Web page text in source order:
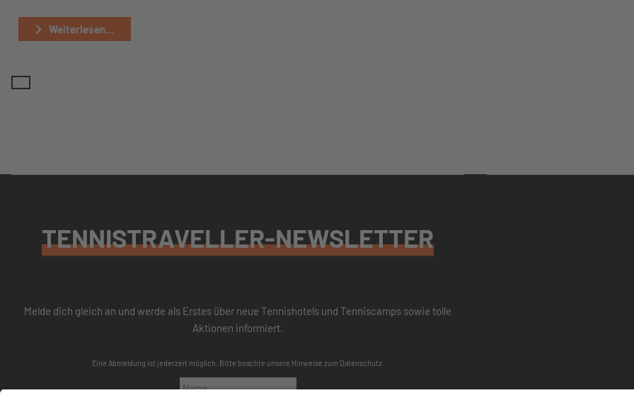
Weiterlesen...
TENNISTRAVELLER-NEWSLETTER
Melde dich gleich an und werde als Erstes über neue Tennishotels und Tenniscamps sowie tolle
Aktionen informiert.
Eine Abmeldung ist jederzeit möglich. Bitte beachte unsere Hinweise zum Datenschutz.